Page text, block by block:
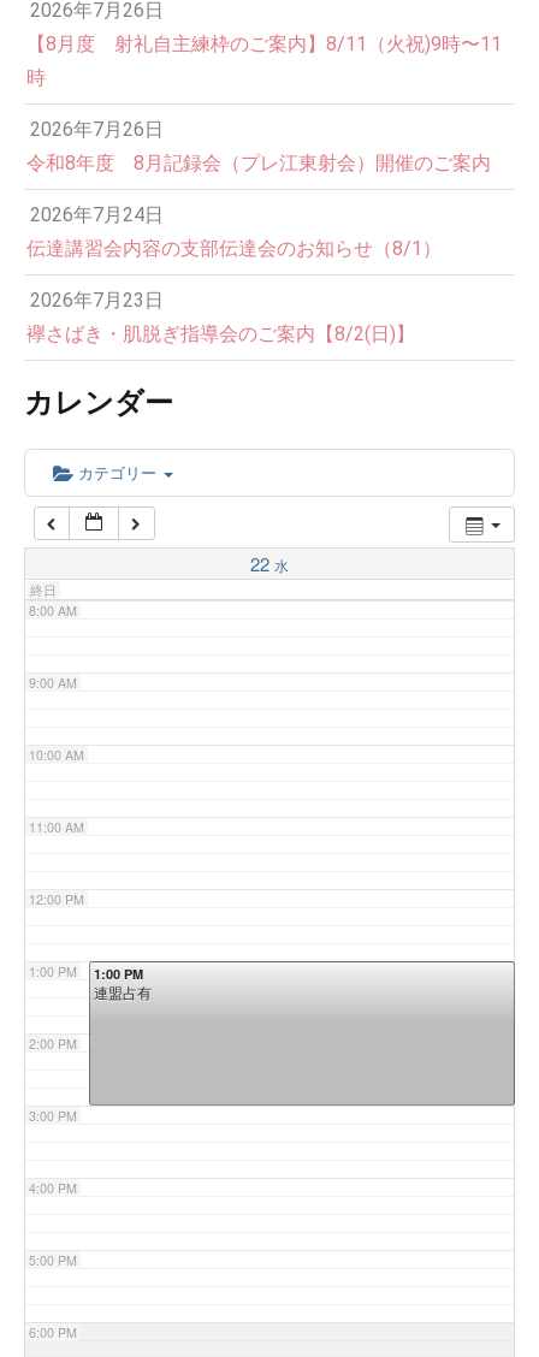
2026年7月26日
【8月度 射礼自主練枠のご案内】8/11（火祝)9時〜11
時
2026年7月26日
令和8年度 8月記録会（プレ江東射会）開催のご案内
2026年7月24日
伝達講習会内容の支部伝達会のお知らせ（8/1）
2026年7月23日
襷さばき・肌脱ぎ指導会のご案内【8/2(日)】
カレンダー
カテゴリー
22 水
終日
12:00 AM
1:00 AM
2:00 AM
3:00 AM
4:00 AM
5:00 AM
6:00 AM
7:00 AM
8:00 AM
9:00 AM
10:00 AM
11:00 AM
12:00 PM
1:00 PM
2:00 PM
3:00 PM
4:00 PM
5:00 PM
6:00 PM
1:00 PM
連盟占有